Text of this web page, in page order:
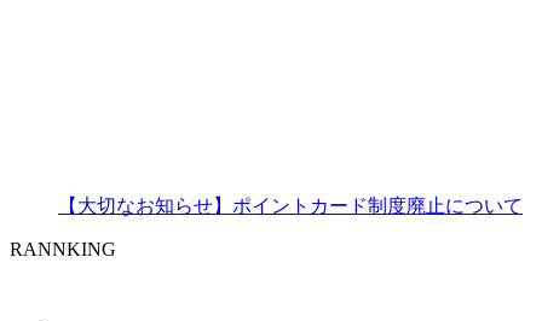
【大切なお知らせ】ポイントカード制度廃止について
RANNKING